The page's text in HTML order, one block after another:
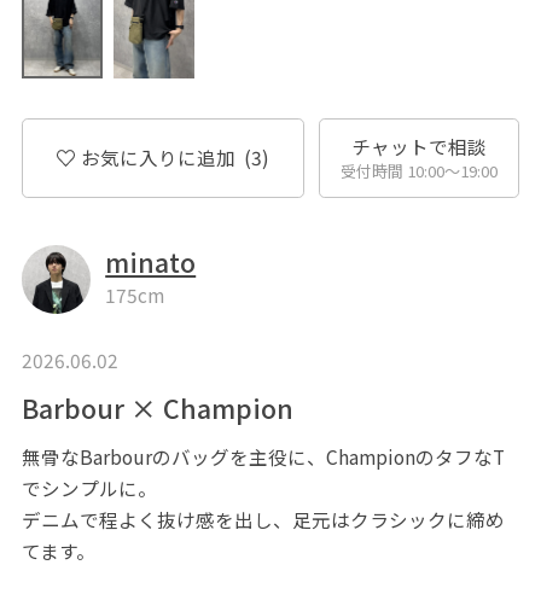
お気に入りに追加 (3) チャットで相談
受付時間 10:00〜19:00
minato
175cm
2026.06.02
Barbour × Champion
無骨なBarbourのバッグを主役に、ChampionのタフなT
でシンプルに。
デニムで程よく抜け感を出し、足元はクラシックに締め
てます。